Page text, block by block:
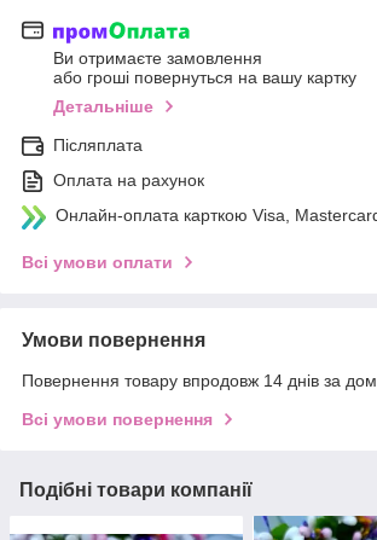
Ви отримаєте замовлення
або гроші повернуться на вашу картку
Детальніше
Післяплата
Оплата на рахунок
Онлайн-оплата карткою Visa,
Всі умови оплати
Умови повернення
Повернення товару впродовж 14 днів за
Всі умови повернення
Подібні товари компанії